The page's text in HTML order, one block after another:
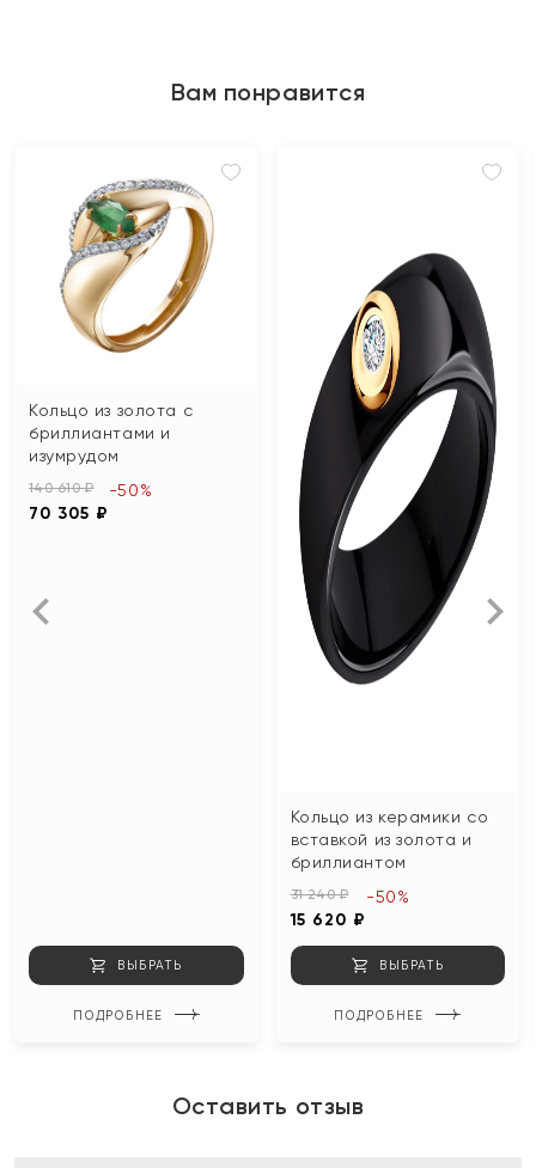
Вам понравится
Кольцо из золота с
бриллиантами и
изумрудом
140 610 ₽
70 305 ₽
-50%
ВЫБРАТЬ
ПОДРОБНЕЕ
Кольцо из керамики со
вставкой из золота и
бриллиантом
31 240 ₽
15 620 ₽
-50%
ВЫБРАТЬ
ПОДРОБНЕЕ
Оставить отзыв